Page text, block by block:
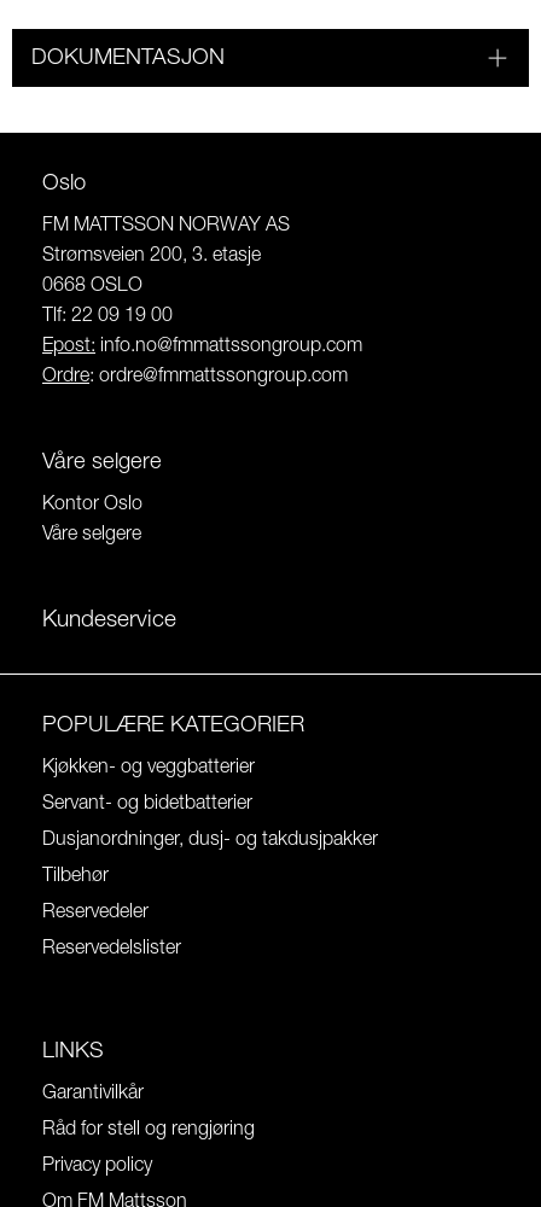
DOKUMENTASJON
Oslo
FM MATTSSON NORWAY AS
Strømsveien 200, 3. etasje
0668 OSLO
Tlf: 22 09 19 00
Epost: info.no@fmmattssongroup.com
Ordre: ordre@fmmattssongroup.com
Våre selgere
Kontor Oslo
Våre selgere
Kundeservice
POPULÆRE KATEGORIER
Kjøkken- og veggbatterier
Servant- og bidetbatterier
Dusjanordninger, dusj- og takdusjpakker
Tilbehør
Reservedeler
Reservedelslister
LINKS
Garantivilkår
Råd for stell og rengjøring
Privacy policy
Om FM Mattsson